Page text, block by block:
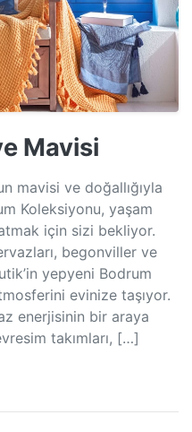
Mavisi
mavisi ve doğallığıyla
Koleksiyonu, yaşam
için sizi bekliyor.
begonviller ve
yepyeni Bodrum
evinize taşıyor.
enerjisinin bir araya
takımları, […]